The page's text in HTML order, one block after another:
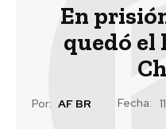
En
quedó el
Por: AF BR Fecha: